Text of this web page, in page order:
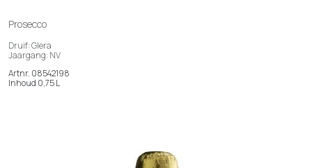
Prosecco
Druif: Glera
Jaargang: NV
Artnr. 08542198
Inhoud 0,75 L